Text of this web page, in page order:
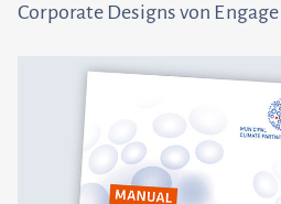
Corporate Designs von